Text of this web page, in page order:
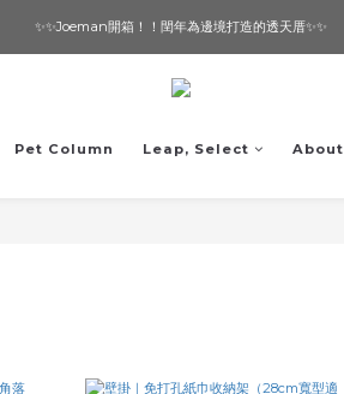
想要一個寵物友善的美宅嗎？ 🔶 即刻諮詢 🔶
✨✨Joeman開箱！！閏年為邊境打造的透天厝✨✨
想要一個寵物友善的美宅嗎？ 🔶 即刻諮詢 🔶
Pet Column Leap, Select About